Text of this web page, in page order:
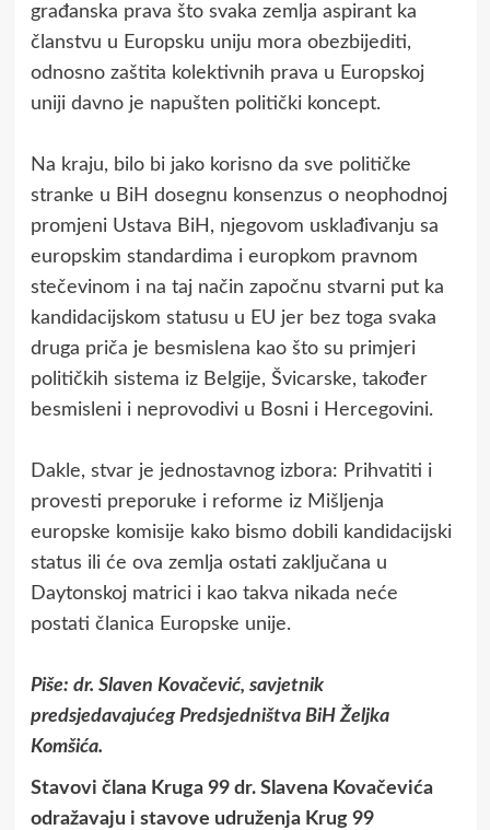
građanska prava što svaka zemlja aspirant ka
članstvu u Europsku uniju mora obezbijediti,
odnosno zaštita kolektivnih prava u Europskoj
uniji davno je napušten politički koncept.
Na kraju, bilo bi jako korisno da sve političke
stranke u BiH dosegnu konsenzus o neophodnoj
promjeni Ustava BiH, njegovom usklađivanju sa
europskim standardima i europkom pravnom
stečevinom i na taj način započnu stvarni put ka
kandidacijskom statusu u EU jer bez toga svaka
druga priča je besmislena kao što su primjeri
političkih sistema iz Belgije, Švicarske, također
besmisleni i neprovodivi u Bosni i Hercegovini.
Dakle, stvar je jednostavnog izbora: Prihvatiti i
provesti preporuke i reforme iz Mišljenja
europske komisije kako bismo dobili kandidacijski
status ili će ova zemlja ostati zaključana u
Daytonskoj matrici i kao takva nikada neće
postati članica Europske unije.
Piše: dr. Slaven Kovačević, savjetnik
predsjedavajućeg Predsjedništva BiH Željka
Komšića.
Stavovi člana Kruga 99 dr. Slavena Kovačevića
odražavaju i stavove udruženja Krug 99